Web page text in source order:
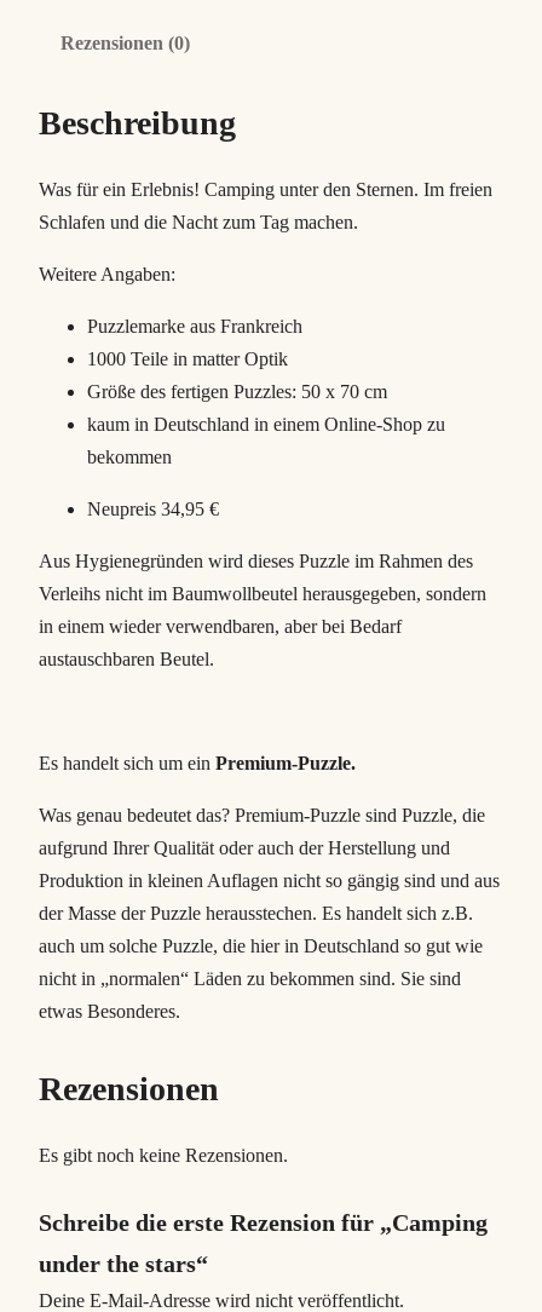
h
s
t
r
Rezensionen (0)
Beschreibung
Was für ein Erlebnis! Camping unter den Sternen. Im freien
Schlafen und die Nacht zum Tag machen.
Weitere Angaben:
Puzzlemarke aus Frankreich
1000 Teile in matter Optik
Größe des fertigen Puzzles: 50 x 70 cm
kaum in Deutschland in einem Online-Shop zu
bekommen
Neupreis 34,95 €
Aus Hygienegründen wird dieses Puzzle im Rahmen des
Verleihs nicht im Baumwollbeutel herausgegeben, sondern
in einem wieder verwendbaren, aber bei Bedarf
austauschbaren Beutel.
Es handelt sich um ein Premium-Puzzle.
Was genau bedeutet das? Premium-Puzzle sind Puzzle, die
aufgrund Ihrer Qualität oder auch der Herstellung und
Produktion in kleinen Auflagen nicht so gängig sind und aus
der Masse der Puzzle herausstechen. Es handelt sich z.B.
auch um solche Puzzle, die hier in Deutschland so gut wie
nicht in „normalen“ Läden zu bekommen sind. Sie sind
etwas Besonderes.
Rezensionen
Es gibt noch keine Rezensionen.
Schreibe die erste Rezension für „Camping
under the stars“
Deine E-Mail-Adresse wird nicht veröffentlicht.